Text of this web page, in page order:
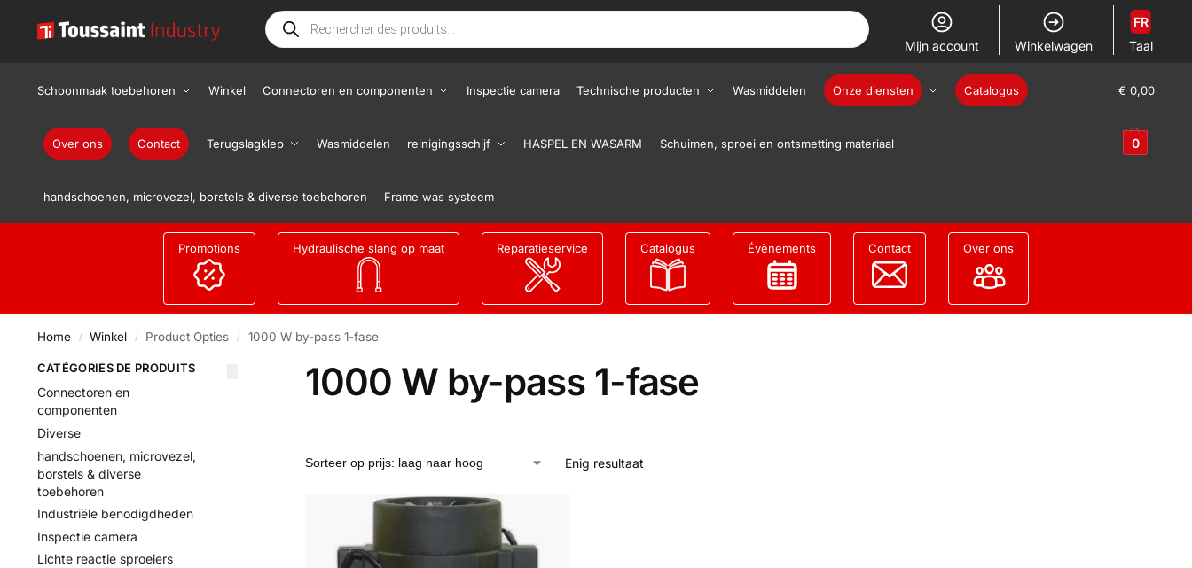
Mijn account Winkelwagen Taal
FR
Schoonmaak toebehoren Winkel Connectoren en componenten Inspectie camera Technische producten Wasmiddelen Onze diensten Catalogus
Over ons Contact Terugslagklep Wasmiddelen reinigingsschijf HASPEL EN WASARM Schuimen, sproei en ontsmetting materiaal
handschoenen, microvezel, borstels & diverse toebehoren Frame was systeem
€ 0,00
0
Promotions Hydraulische slang op maat Reparatieservice Catalogus Évènements Contact Over ons
Home / Winkel / Product Opties / 1000 W by-pass 1-fase
1000 W by-pass 1-fase
Enig resultaat
CATÉGORIES DE PRODUITS
Connectoren en
componenten
Diverse
handschoenen, microvezel,
borstels & diverse
toebehoren
Industriële benodigdheden
Inspectie camera
Lichte reactie sproeiers